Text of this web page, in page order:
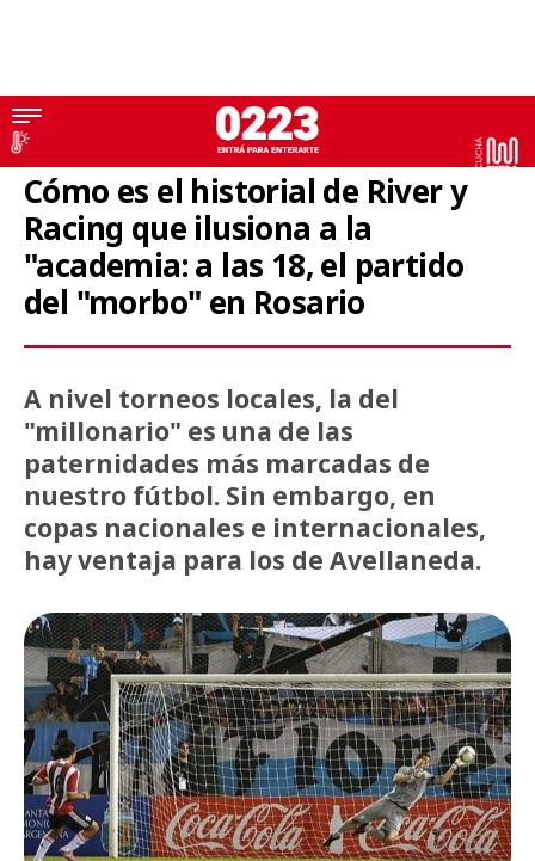
Copa Argentina
Cómo es el historial de River y
Racing que ilusiona a la
"academia: a las 18, el partido
del "morbo" en Rosario
A nivel torneos locales, la del
"millonario" es una de las
paternidades más marcadas de
nuestro fútbol. Sin embargo, en
copas nacionales e internacionales,
hay ventaja para los de Avellaneda.